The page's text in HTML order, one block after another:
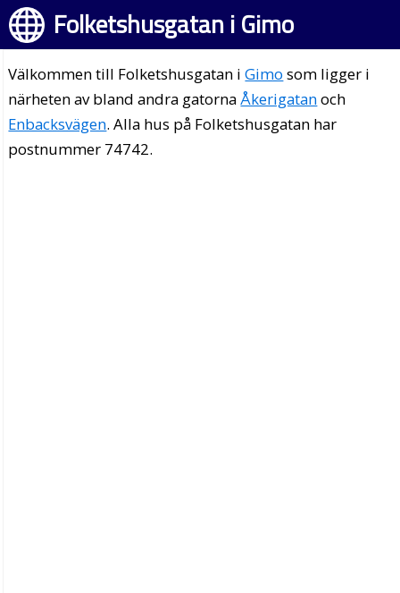
Folketshusgatan i Gimo
Välkommen till Folketshusgatan iGimo som ligger i
närheten av bland andra gatornaÅkerigatanoch
Enbacksvägen. Alla hus på Folketshusgatan har
postnummer 74742.